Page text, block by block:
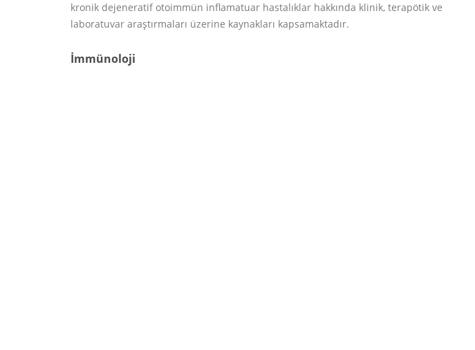
kronik dejeneratif otoimmün inflamatuar hastalıklar hakkında klinik, terapötik ve
laboratuvar araştırmaları üzerine kaynakları kapsamaktadır.
İmmünoloji